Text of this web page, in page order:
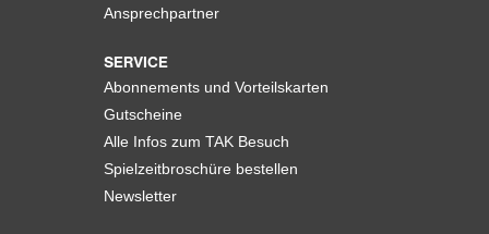
Ansprechpartner
SERVICE
Abonnements und Vorteilskarten
Gutscheine
Alle Infos zum TAK Besuch
Spielzeitbroschüre bestellen
Newsletter